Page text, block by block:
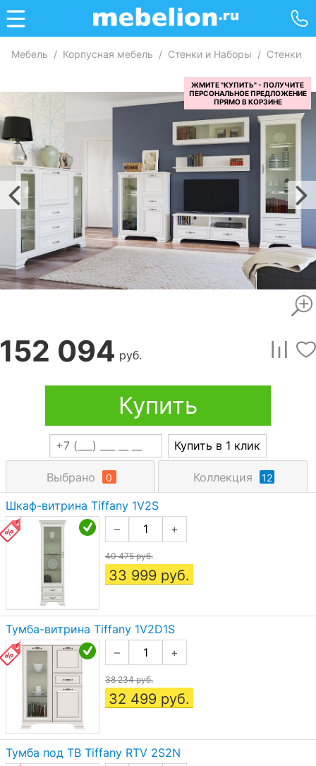
Мебель / Корпусная мебель / Стенки и Наборы / Стенки
152 094 руб.
Купить
Купить в 1 клик
Выбрано 0 Коллекция 12
Шкаф-витрина Tiffany 1V2S
–
+
40 475 руб.
33 999 руб.
Тумба-витрина Tiffany 1V2D1S
–
+
38 234 руб.
32 499 руб.
Тумба под ТВ Tiffany RTV 2S2N